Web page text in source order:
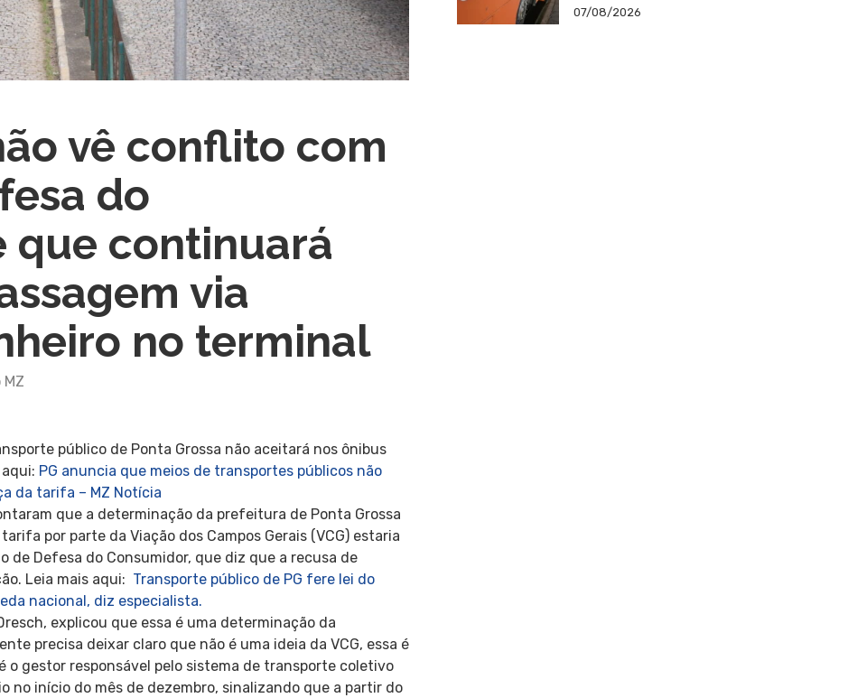
para fechar
vê conflito com
do
que continuará
via
no terminal
MZ
público de Ponta Grossa não aceitará nos ônibus
PG anuncia que meios de transportes públicos não
da tarifa – MZ Notícia
que a determinação da prefeitura de Ponta Grossa
por parte da Viação dos Campos Gerais (VCG) estaria
de Defesa do Consumidor, que diz que a recusa de
Leia mais aqui: Transporte público de PG fere lei do
nacional, diz especialista.
explicou que essa é uma determinação da
precisa deixar claro que não é uma ideia da VCG, essa é
o gestor responsável pelo sistema de transporte coletivo
no início do mês de dezembro, sinalizando que a partir do
07/08/2026